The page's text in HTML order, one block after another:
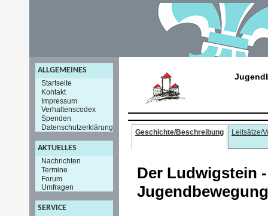
ALLGEMEINES
Startseite
Kontakt
Impressum
Verhaltenscodex
Spenden
Datenschutzerklärung
AKTUELLES
Nachrichten
Termine
Forum
Umfragen
SERVICE
Geschichte/Beschreibung Leitsätze/
Der Ludwigstein
Jugendbewegung